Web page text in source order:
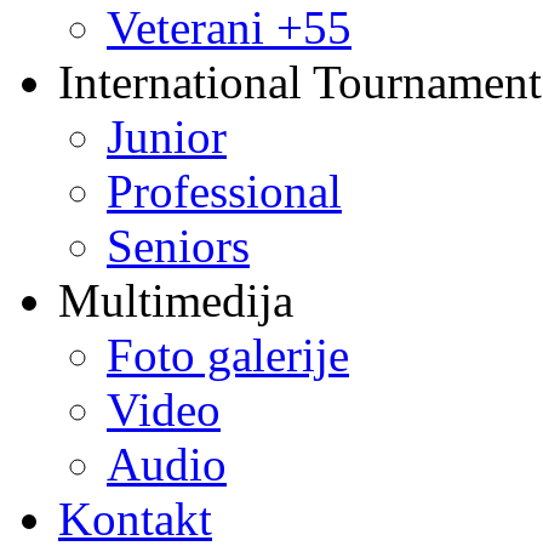
Veterani +55
International
Junior
Professional
Seniors
Multimedija
Foto galerije
Video
Audio
Kontakt